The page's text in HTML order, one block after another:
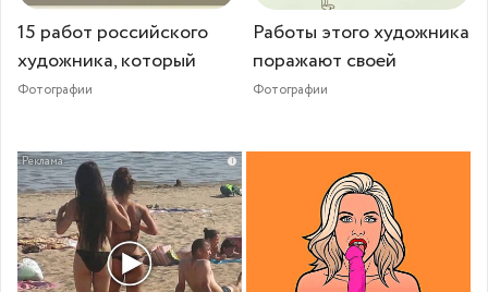
15 работ российского
художника, который
Фотографии
Работы этого художника
поражают своей
Фотографии
i